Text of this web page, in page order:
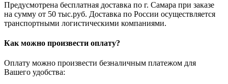
Предусмотрена бесплатная доставка по г. Самара при заказе
на сумму от 50 тыс.руб. Доставка по России осуществляется
транспортными логистическими компаниями.
Как можно произвести оплату?
Оплату можно произвести безналичным платежом для
Вашего удобства: